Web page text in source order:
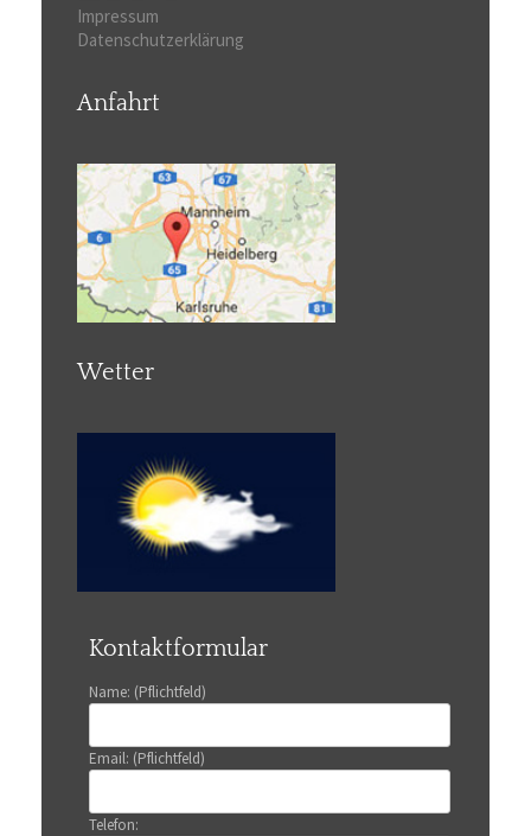
Impressum
Datenschutzerklärung
Anfahrt
Wetter
Kontaktformular
Name: (Pflichtfeld)
Email: (Pflichtfeld)
Telefon: